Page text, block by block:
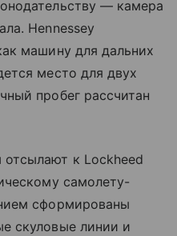
— камера
Hennessey
машину для дальних
место для двух
пробег рассчитан
к Lockheed
самолету-
сформированы
скуловые линии и